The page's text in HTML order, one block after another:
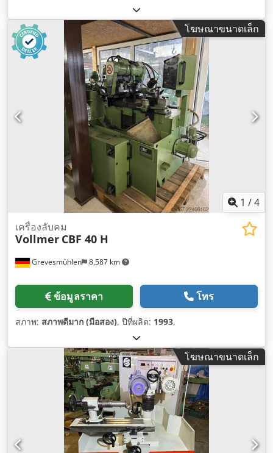
โฆษณาขนาดเล็ก
1 /4
Grevesmühlen 8,587 km
เครื่องลับคม
Vollmer CBF 40 H
ข้อมูลราคา โทร
สภาพ: สภาพดีมาก (มือสอง), ปีที่ผลิต: 1993,
โฆษณาขนาดเล็ก